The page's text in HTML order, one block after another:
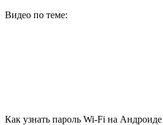
Видео по теме:
Как узнать пароль Wi-Fi на Андроиде